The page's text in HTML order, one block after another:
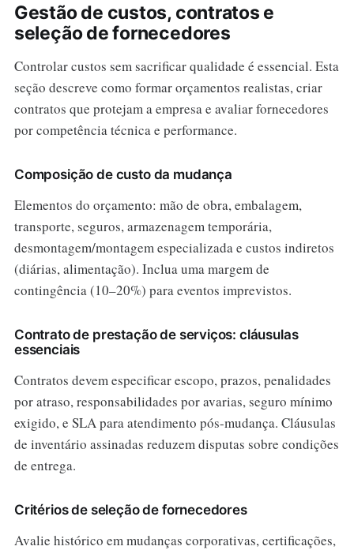
Gestão de custos, contratos e
seleção de fornecedores
Controlar custos sem sacrificar qualidade é essencial. Esta
seção descreve como formar orçamentos realistas, criar
contratos que protejam a empresa e avaliar fornecedores
por competência técnica e performance.
Composição de custo da mudança
Elementos do orçamento: mão de obra, embalagem,
transporte, seguros, armazenagem temporária,
desmontagem/montagem especializada e custos indiretos
(diárias, alimentação). Inclua uma margem de
contingência (10–20%) para eventos imprevistos.
Contrato de prestação de serviços: cláusulas
essenciais
Contratos devem especificar escopo, prazos, penalidades
por atraso, responsabilidades por avarias, seguro mínimo
exigido, e SLA para atendimento pós-mudança. Cláusulas
de inventário assinadas reduzem disputas sobre condições
de entrega.
Critérios de seleção de fornecedores
Avalie histórico em mudanças corporativas, certificações,